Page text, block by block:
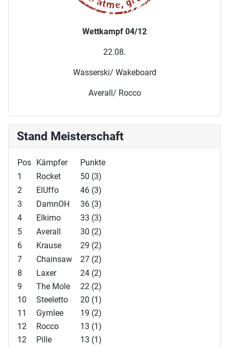
Wettkampf 04/12
22.08.
Wasserski/ Wakeboard
Averall/ Rocco
Stand Meisterschaft
Pos Kämpfer
Punkte
1
Rocket
50 (3)
2
ElUffo
46 (3)
3
DamnOH
36 (3)
4
Elkimo
33 (3)
5
Averall
30 (2)
6
Krause
29 (2)
7
Chainsaw
27 (2)
8
Laxer
24 (2)
9
The Mole
22 (2)
10
Steeletto
20 (1)
11
Gymlee
19 (2)
12
Rocco
13 (1)
12
Pille
13 (1)